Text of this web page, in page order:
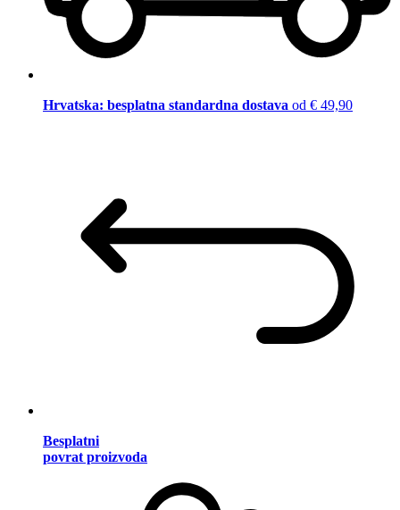
Hrvatska: besplatna standardna dostava od € 49,90
Besplatni
povrat proizvoda